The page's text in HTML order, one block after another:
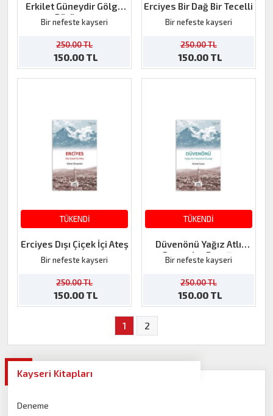
Kayseri Kitapları
Deneme
Erkilet Güneydir Gölge
Bürümez
Bir nefeste kayseri
250.00 TL
150.00 TL
Erciyes Bir Dağ Bir Tecelli
Bir nefeste kayseri
250.00 TL
150.00 TL
TÜKENDİ
Erciyes Dışı Çiçek İçi Ateş
Bir nefeste kayseri
250.00 TL
150.00 TL
TÜKENDİ
Düvenönü Yağız Atlı
Faytonlar Durağı
Bir nefeste kayseri
250.00 TL
150.00 TL
1 2